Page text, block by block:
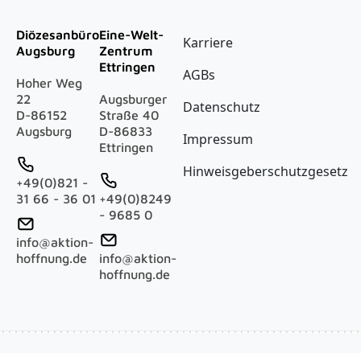
Diözesanbüro
Augsburg
Hoher Weg
22
D-86152
Augsburg
+49(0)821 -
31 66 - 36 01
info@aktion-
hoffnung.de
Eine-Welt-
Zentrum
Ettringen
Augsburger
Straße 40
D-86833
Ettringen
+49(0)8249
- 9685 0
info@aktion-
hoffnung.de
Fußzeile
Karriere
AGBs
Datenschutz
Impressum
Hinweisgeberschutzgesetz